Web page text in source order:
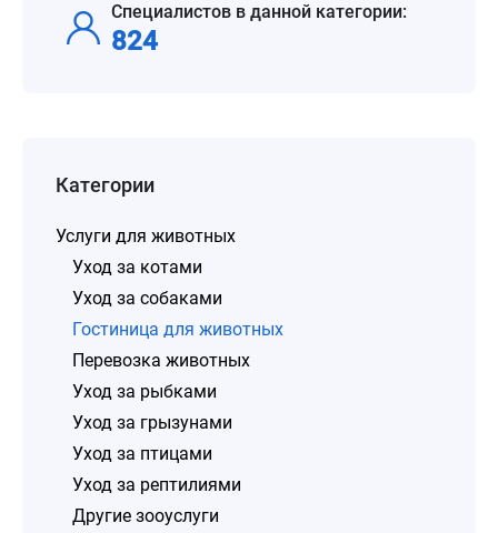
Специалистов в данной категории:
824
Категории
Услуги для животных
Уход за котами
Уход за собаками
Гостиница для животных
Перевозка животных
Уход за рыбками
Уход за грызунами
Уход за птицами
Уход за рептилиями
Другие зооуслуги